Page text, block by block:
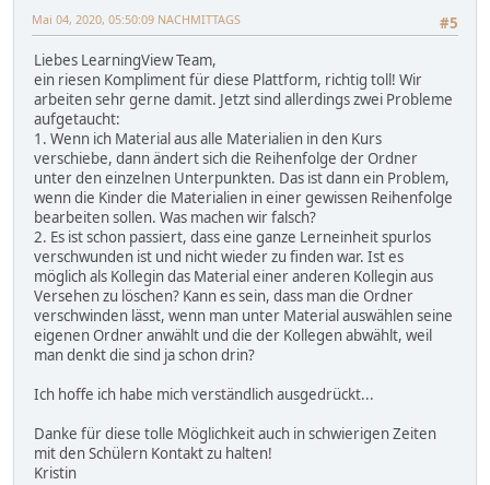
#5
Mai 04, 2020, 05:50:09 NACHMITTAGS
Liebes LearningView Team,
ein riesen Kompliment für diese Plattform, richtig toll! Wir
arbeiten sehr gerne damit. Jetzt sind allerdings zwei Probleme
aufgetaucht:
1. Wenn ich Material aus alle Materialien in den Kurs
verschiebe, dann ändert sich die Reihenfolge der Ordner
unter den einzelnen Unterpunkten. Das ist dann ein Problem,
wenn die Kinder die Materialien in einer gewissen Reihenfolge
bearbeiten sollen. Was machen wir falsch?
2. Es ist schon passiert, dass eine ganze Lerneinheit spurlos
verschwunden ist und nicht wieder zu finden war. Ist es
möglich als Kollegin das Material einer anderen Kollegin aus
Versehen zu löschen? Kann es sein, dass man die Ordner
verschwinden lässt, wenn man unter Material auswählen seine
eigenen Ordner anwählt und die der Kollegen abwählt, weil
man denkt die sind ja schon drin?
Ich hoffe ich habe mich verständlich ausgedrückt...
Danke für diese tolle Möglichkeit auch in schwierigen Zeiten
mit den Schülern Kontakt zu halten!
Kristin